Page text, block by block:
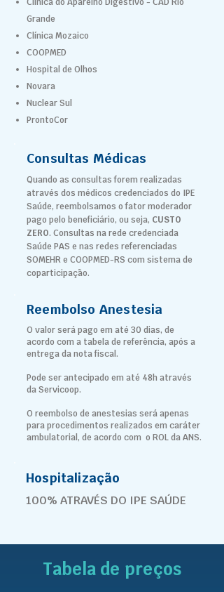
Grande
Clínica Mozaico
COOPMED
Hospital de Olhos
Novara
Nuclear Sul
ProntoCor
Consultas Médicas
Quando as consultas forem realizadas
através dos médicos credenciados do IPE
Saúde, reembolsamos o fator moderador
pago pelo beneficiário, ou seja, CUSTO
ZERO. Consultas na rede credenciada
Saúde PAS e nas redes referenciadas
SOMEHR e COOPMED-RS com sistema de
coparticipação.
Reembolso Anestesia
O valor será pago em até 30 dias, de
acordo com a tabela de referência, após a
entrega da nota fiscal.
Pode ser antecipado em até 48h através
da Servicoop.
O reembolso de anestesias será apenas
para procedimentos realizados em caráter
ambulatorial, de acordo com o ROL da ANS.
Hospitalização
100% ATRAVÉS DO IPE SAÚDE
Tabela de preços